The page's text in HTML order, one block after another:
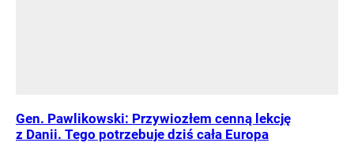
Gen. Pawlikowski: Przywiozłem cenną lekcję
z Danii. Tego potrzebuje dziś cała Europa